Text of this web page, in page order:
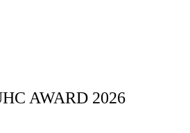
AWARD 2026